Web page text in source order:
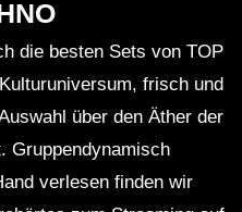
jamming, rehearsal
TV Podcast Series
die besten Sets von TOP
frisch und
über den Äther der
Gruppendynamisch
verlesen finden wir